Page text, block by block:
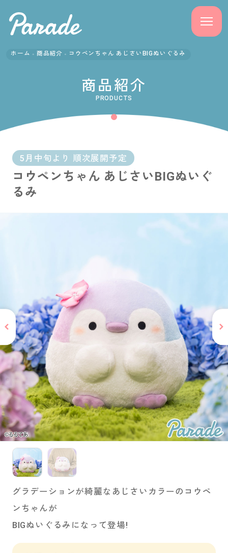
よくある質問
会社概要
採用情報
PRIZE 公式 Instagram
CAPSULE TOY 公式 X
CAPSULE TOY 公式 Instagram
プライバシーポリシー
ホーム 商品紹介 コウペンちゃん あじさいBIGぬいぐるみ
商品紹介
PRODUCTS
5月中旬より 順次展開予定
コウペンちゃん あじさいBIGぬいぐ
るみ
グラデーションが綺麗なあじさいカラーのコウペ
ンちゃんが
BIGぬいぐるみになって登場!